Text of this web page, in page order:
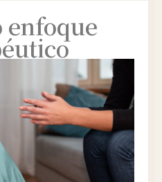
enfoque